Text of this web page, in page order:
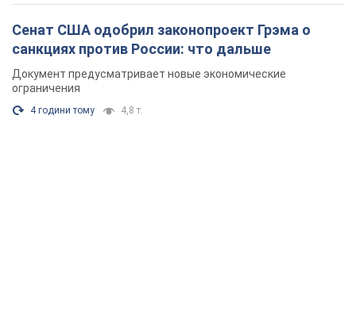
Сенат США одобрил законопроект Грэма о
санкциях против России: что дальше
Документ предусматривает новые экономические
ограничения
4 години тому 4,8 т.